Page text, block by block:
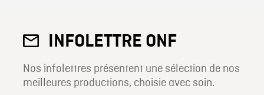
INFOLETTRE ONF
Nos infolettres présentent une sélection de nos
meilleures productions, choisie avec soin.